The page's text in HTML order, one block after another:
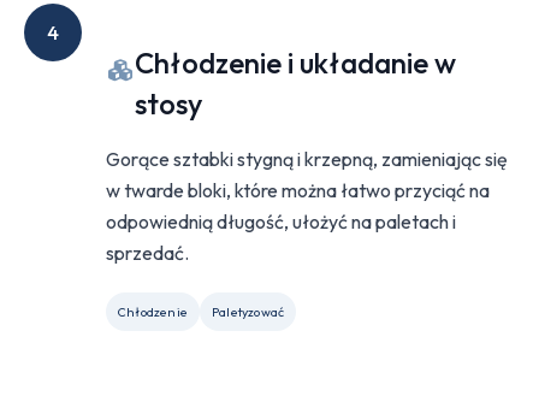
4
Chłodzenie i układanie w
stosy
Gorące sztabki stygną i krzepną, zamieniając się
w twarde bloki, które można łatwo przyciąć na
odpowiednią długość, ułożyć na paletach i
sprzedać.
Chłodzenie Paletyzować